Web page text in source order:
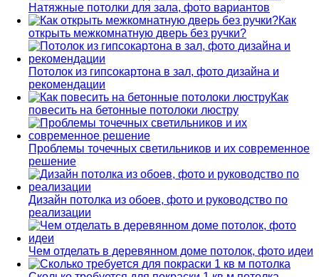
Натяжные потолки для зала, фото вариантов
Как
открыть межкомнатную дверь без ручки?
Потолок из гипсокартона в зал, фото дизайна и
рекомендации
Как
повесить на бетонные потолоки люстру
Проблемы точечных светильников и их современное
решение
Дизайн потолка из обоев, фото и руководство по
реализации
Чем отделать в деревянном доме потолок, фото идеи